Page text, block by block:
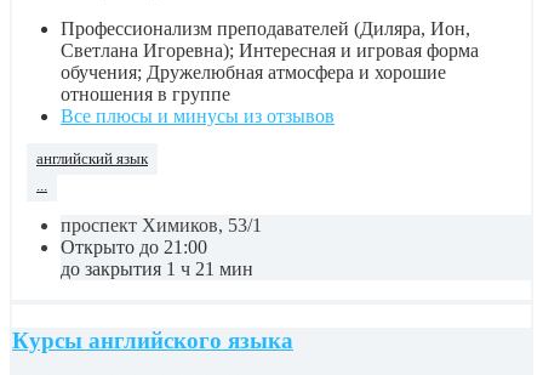
Профессионализм преподавателей (Диляра, Ион,
Светлана Игоревна); Интересная и игровая форма
обучения; Дружелюбная атмосфера и хорошие
отношения в группе
Все плюсы и минусы из отзывов
английский язык
...
проспект Химиков, 53/1
Открыто до 21:00
до закрытия 1 ч 21 мин
Курсы английского языка